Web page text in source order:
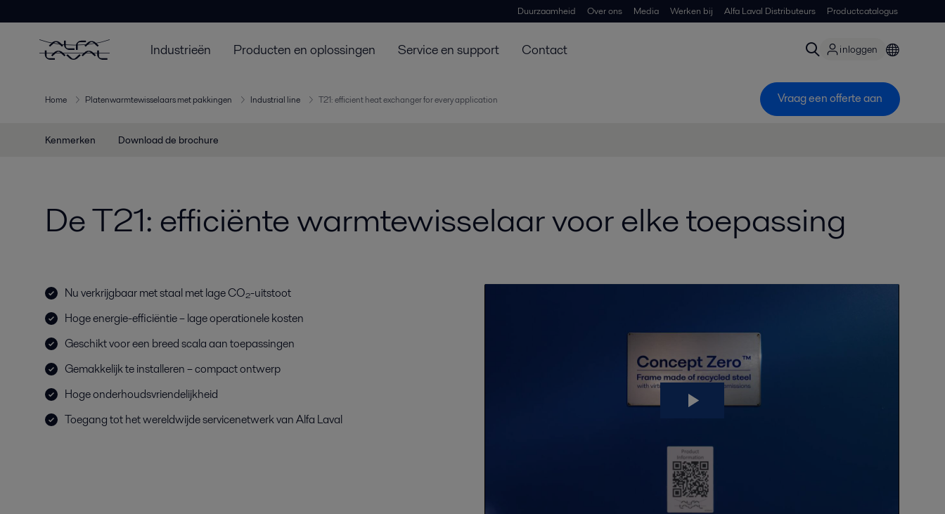
Duurzaamheid Over ons Media Werken bij Alfa Laval Distributeurs Productcatalogus
Industrieën Producten en oplossingen Service en support Contact inloggen
Home Platenwarmtewisselaars met pakkingen Industrial line T21: efficient heat exchanger for every application Vraag een offerte aan
Kenmerken Download de brochure
De T21: efficiënte warmtewisselaar voor elke toepassing
Nu verkrijgbaar met staal met lage CO₂-uitstoot
Hoge energie-efficiëntie – lage operationele kosten
Geschikt voor een breed scala aan toepassingen
Gemakkelijk te installeren – compact ontwerp
Hoge onderhoudsvriendelijkheid
Toegang tot het wereldwijde servicenetwerk van Alfa Laval